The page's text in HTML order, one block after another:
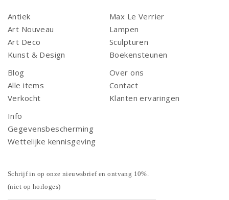
Antiek
Art Nouveau
Art Deco
Kunst & Design
Max Le Verrier
Lampen
Sculpturen
Boekensteunen
Blog
Alle items
Verkocht
Over ons
Contact
Klanten ervaringen
Info
Gegevensbescherming
Wettelijke kennisgeving
Schrijf in op onze nieuwsbrief en ontvang 10%.
(niet op horloges)